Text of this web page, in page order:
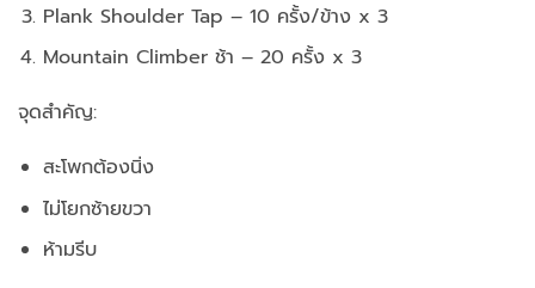
Plank Shoulder Tap – 10 ครั้ง/ข้าง x 3
Mountain Climber ช้า – 20 ครั้ง x 3
จุดสำคัญ:
สะโพกต้องนิ่ง
ไม่โยกซ้ายขวา
ห้ามรีบ